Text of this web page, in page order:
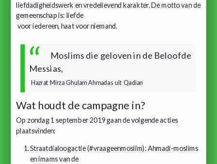
liefdadigheidswerk en vredelievend karakter. De motto van de
gemeenschap is: liefde
voor iedereen, haat voor niemand.
Moslims die geloven in de Beloofde
Messias,
Hazrat Mirza Ghulam Ahmadas uit Qadian
Wat houdt de campagne in?
Op zondag 1 september 2019 gaan de volgende acties
plaatsvinden:
Straatdialoogactie (#vraageenmoslim): Ahmadi-moslims
en imams van de